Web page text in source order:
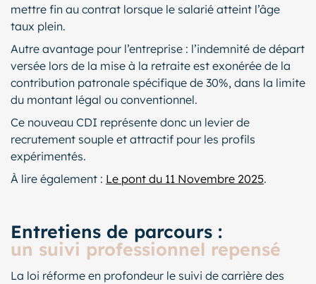
mettre fin au contrat lorsque le salarié atteint l’âge
taux plein.
Autre avantage pour l’entreprise : l’indemnité de départ
versée lors de la mise à la retraite est exonérée de la
contribution patronale spécifique de 30%, dans la limite
du montant légal ou conventionnel.
Ce nouveau CDI représente donc un levier de
recrutement souple et attractif pour les profils
expérimentés.
À lire également : Le pont du 11 Novembre 2025.
Entretiens de parcours :
un suivi professionnel repensé
La loi réforme en profondeur le suivi de carrière des